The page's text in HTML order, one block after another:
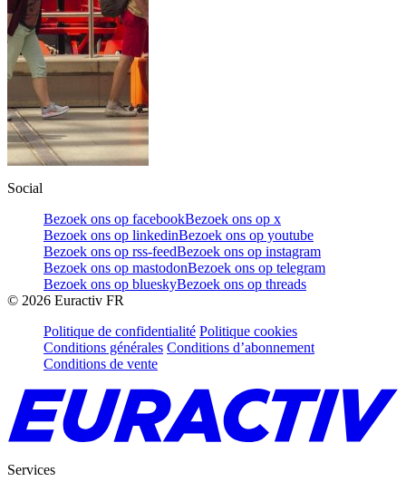
Social
Bezoek ons op facebookBezoek ons op x
Bezoek ons op linkedinBezoek ons op youtube
Bezoek ons op rss-feedBezoek ons op instagram
Bezoek ons op mastodonBezoek ons op telegram
Bezoek ons op blueskyBezoek ons op threads
© 2026 Euractiv FR
Politique de confidentialité Politique cookies
Conditions générales Conditions d’abonnement
Conditions de vente
Services